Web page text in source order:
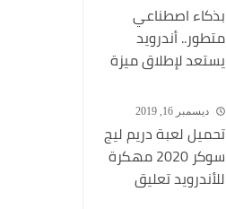
بذكاء اصطناعي
متطور.. أندرويد
يستعد لإطلاق ميزة
المكالمات الاحتيالية
وتنهيها فوراً
ديسمبر 16, 2019
تحميل لعبة دريم ليج
سوكر 2020 مهكرة
للأندرويد تعليق